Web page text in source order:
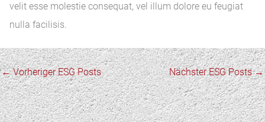
velit esse molestie consequat, vel illum dolore eu feugiat
nulla facilisis.
←Vorheriger ESG Posts Nächster ESG Posts→